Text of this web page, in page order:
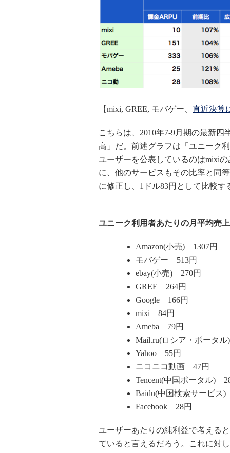
【mixi, GREE, モバゲー、 直近決算
こちらは、2010年7-9月期の最新
高」だ。前述グラフは「ユニーク
ユーザーを公表しているのはmixi
に、他のサービスもその比率と同
に修正し、1ドル83円として比較す
ユニーク利用者あたりの月平均売
Amazon(小売) 1307円
モバゲー 513円
ebay(小売) 270円
GREE 264円
Google 166円
mixi 84円
Ameba 79円
Mail.ru(ロシア・ポータ
Yahoo 55円
ニコニコ動画 47円
Tencent(中国ポータル)
Baidu(中国検索サービス
Facebook 28円
ユーザーあたりの純利益で考える
ていると言えるだろう。これに対